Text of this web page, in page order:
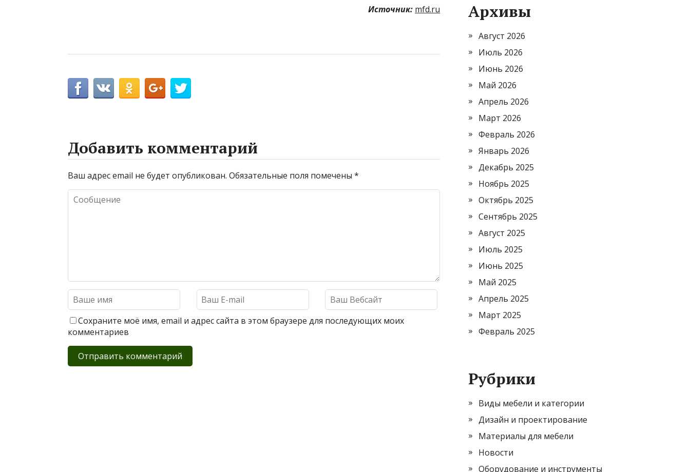
Источник: mfd.ru
Добавить комментарий
Ваш адрес email не будет опубликован. Обязательные поля помечены *
Сохраните моё имя, email и адрес сайта в этом браузере для последующих моих
комментариев
Архивы
Август 2026
Июль 2026
Июнь 2026
Май 2026
Апрель 2026
Март 2026
Февраль 2026
Январь 2026
Декабрь 2025
Ноябрь 2025
Октябрь 2025
Сентябрь 2025
Август 2025
Июль 2025
Июнь 2025
Май 2025
Апрель 2025
Март 2025
Февраль 2025
Рубрики
Виды мебели и категории
Дизайн и проектирование
Материалы для мебели
Новости
Оборудование и инструменты